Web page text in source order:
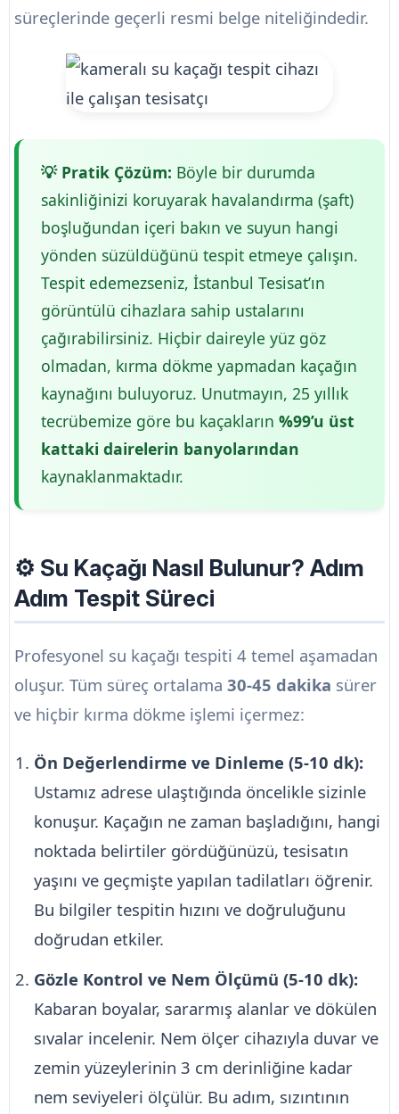
süreçlerinde geçerli resmi belge niteliğindedir.
💡 Pratik Çözüm: Böyle bir durumda
sakinliğinizi koruyarak havalandırma (şaft)
boşluğundan içeri bakın ve suyun hangi
yönden süzüldüğünü tespit etmeye çalışın.
Tespit edemezseniz, İstanbul Tesisat’ın
görüntülü cihazlara sahip ustalarını
çağırabilirsiniz. Hiçbir daireyle yüz göz
olmadan, kırma dökme yapmadan kaçağın
kaynağını buluyoruz. Unutmayın, 25 yıllık
tecrübemize göre bu kaçakların %99’u üst
kattaki dairelerin banyolarından
kaynaklanmaktadır.
⚙️ Su Kaçağı Nasıl Bulunur? Adım
Adım Tespit Süreci
Profesyonel su kaçağı tespiti 4 temel aşamadan
oluşur. Tüm süreç ortalama 30-45 dakika sürer
ve hiçbir kırma dökme işlemi içermez:
Ön Değerlendirme ve Dinleme (5-10 dk):
Ustamız adrese ulaştığında öncelikle sizinle
konuşur. Kaçağın ne zaman başladığını, hangi
noktada belirtiler gördüğünüzü, tesisatın
yaşını ve geçmişte yapılan tadilatları öğrenir.
Bu bilgiler tespitin hızını ve doğruluğunu
doğrudan etkiler.
Gözle Kontrol ve Nem Ölçümü (5-10 dk):
Kabaran boyalar, sararmış alanlar ve dökülen
sıvalar incelenir. Nem ölçer cihazıyla duvar ve
zemin yüzeylerinin 3 cm derinliğine kadar
nem seviyeleri ölçülür. Bu adım, sızıntının